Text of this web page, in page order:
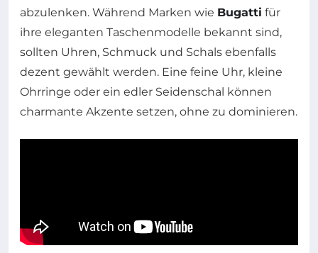
abzulenken. Während Marken wie Bugatti für
ihre eleganten Taschenmodelle bekannt sind,
sollten Uhren, Schmuck und Schals ebenfalls
dezent gewählt werden. Eine feine Uhr, kleine
Ohrringe oder ein edler Seidenschal können
charmante Akzente setzen, ohne zu dominieren.